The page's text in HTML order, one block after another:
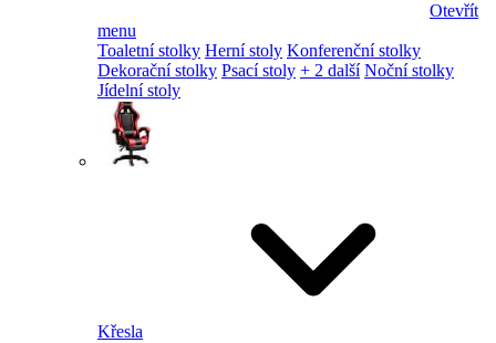
Otevřít
menu
Toaletní stolky Herní stoly Konferenční stolky
Dekorační stolky Psací stoly + 2 další Noční stolky
Jídelní stoly
Křesla